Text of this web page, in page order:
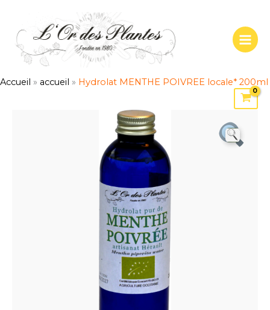
contenu
Accueil » accueil » Hydrolat MENTHE POIVREE locale* 200ml